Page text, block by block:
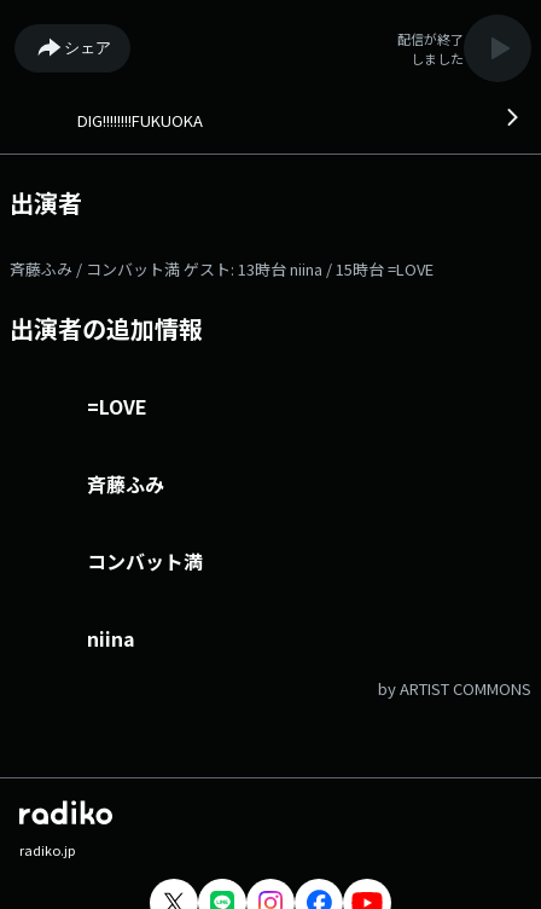
▽13:26〜 【 斉藤ふみのキャンプ道 】 キャンプ経験のない岡澤アキラに
「キャンプの道」を教えるとともに、キャンプの楽しさを伝えていくコー
ナー。 キャンプに欠かせないグッズや誰でもできるキャンプ飯、日常使
利用のマナー、キャンプ裏技ベスト５など。リスナーからのキャンプに関
を繋ぎ解答してもらうクイズコーナー。３つのヒントから答えを導き出し
て頂きます。 正解者には、毎回1000円分の商品券をプレゼント（不正解
】 - ▽14:19〜 【 福岡シティエクスプレスVIVOTが行く 】 FM
FUKUOKAのラジオカー「Vivot」が各地の情報をお届けします。
としての顔を持つコンバット満＆斉藤ふみ。 家庭のパパ・ママからのメ
方」で向き合い、 きっと最後はあなたの「味方」になってくれること間
違いなし！ 本日のゲスト： 13時台 niina 、 15時台 =LOVE 番組
https://fmfukuoka.co.jp/message/?program_id=2 Xハッシュタグは
シェア
配信が終了
しました
DIG!!!!!!!!FUKUOKA
出演者
斉藤ふみ / コンバット満 ゲスト: 13時台 niina / 15時台 =LOVE
出演者の追加情報
=LOVE
斉藤ふみ
コンバット満
niina
by ARTIST COMMONS
radiko.jp